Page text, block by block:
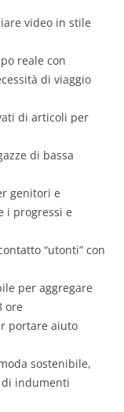
video in stile
reale con
di viaggio
di articoli per
di bassa
genitori e
i progressi e
“utonti” con
per aggregare
ore
portare aiuto
sostenibile,
di indumenti